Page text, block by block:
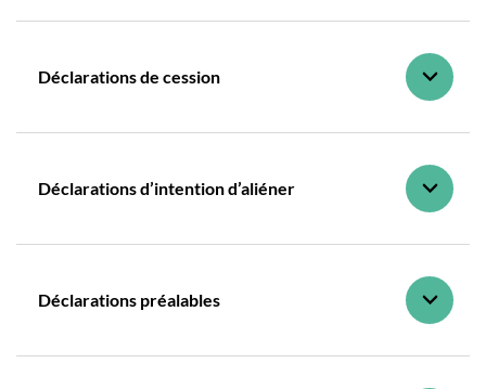
Déclarations de cession
Déclarations d’intention d’aliéner
Déclarations préalables